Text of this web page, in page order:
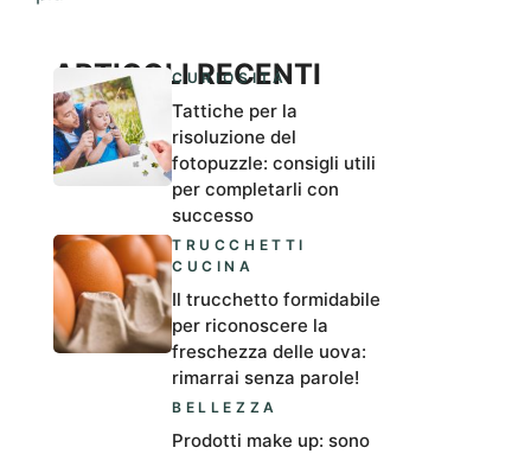
ARTICOLI RECENTI
CURIOSITÀ
Tattiche per la
risoluzione del
fotopuzzle: consigli utili
per completarli con
successo
TRUCCHETTI
CUCINA
Il trucchetto formidabile
per riconoscere la
freschezza delle uova:
rimarrai senza parole!
BELLEZZA
Prodotti make up: sono